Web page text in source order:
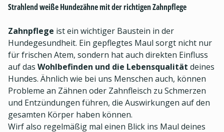
Strahlend weiße Hundezähne mit der richtigen Zahnpflege
Zahnpflege ist ein wichtiger Baustein in der
Hundegesundheit. Ein gepflegtes Maul sorgt nicht nur
für frischen Atem, sondern hat auch direkten Einfluss
auf das Wohlbefinden und die Lebensqualität deines
Hundes. Ähnlich wie bei uns Menschen auch, können
Probleme an Zähnen oder Zahnfleisch zu Schmerzen
und Entzündungen führen, die Auswirkungen auf den
gesamten Körper haben können.
Wirf also regelmäßig mal einen Blick ins Maul deines